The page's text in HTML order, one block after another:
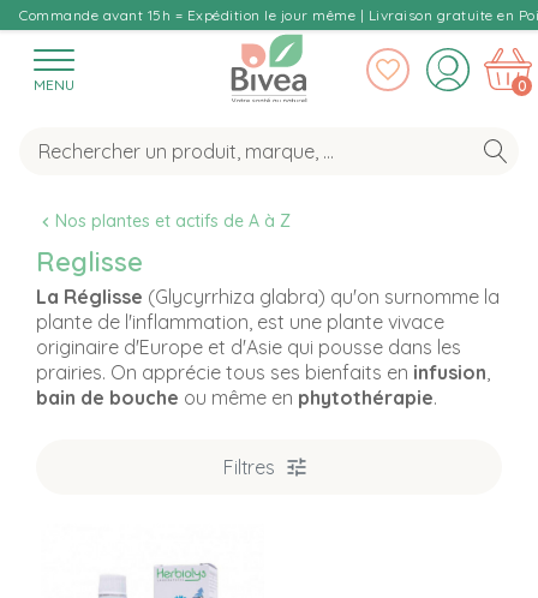
Commande avant 15h = Expédition le jour même | Livraison gratuite en
MENU 0
Nos plantes et actifs de A à Z
Reglisse
La Réglisse (Glycyrrhiza glabra) qu'on surnomme la
plante de l'inflammation, est une plante vivace
originaire d'Europe et d'Asie qui pousse dans les
prairies. On apprécie tous ses bienfaits en infusion,
bain de bouche ou même en phytothérapie.
Filtres